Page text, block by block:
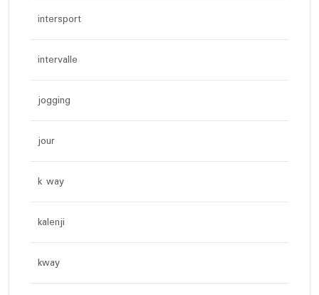
intersport
intervalle
jogging
jour
k way
kalenji
kway